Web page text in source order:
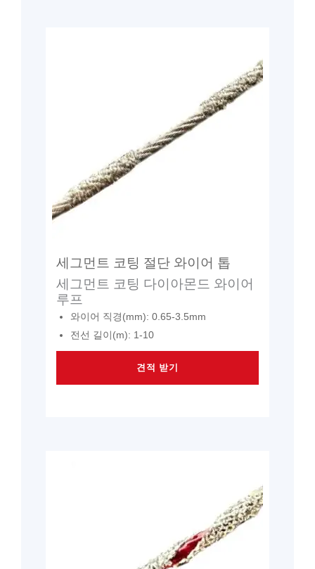
세그먼트 코팅 절단 와이어 톱
세그먼트 코팅 다이아몬드 와이어
루프
와이어 직경(mm): 0.65-3.5mm
전선 길이(m): 1-10
견적 받기